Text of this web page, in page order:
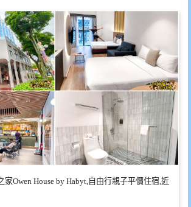
家Owen House by Habyt,自由行親子平價住宿,近